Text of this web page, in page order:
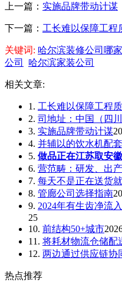
上一篇： 实施品牌带动计谋
下一篇： 工长难以保障工程
关键词: 哈尔滨装修公司哪
公司
哈尔滨家装公司
相关文章:
1. 工长难以保障工程质
2. 司地址：中国（四
3. 实施品牌带动计谋
4. 并辅以的饮水机配
5. 做品正在江苏取安
6. 营范畴：研发、出
7. 每天不是正在送货
8. 管廊公司选择指南
9. 2024年有生齿净流
25
10. 前结构50+城市
11. 将耗材物流仓储配
12. 两边通过供应链协
热点推荐